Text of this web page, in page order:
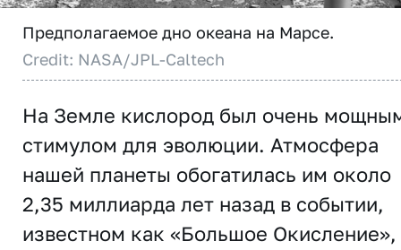
Предполагаемое дно океана на Марсе.
Credit: NASA/JPL-Caltech
На Земле кислород был очень
стимулом для эволюции. Атмосфера
нашей планеты обогатилась им около
2,35 миллиарда лет назад в событии,
известном как «Большое Окисление»,